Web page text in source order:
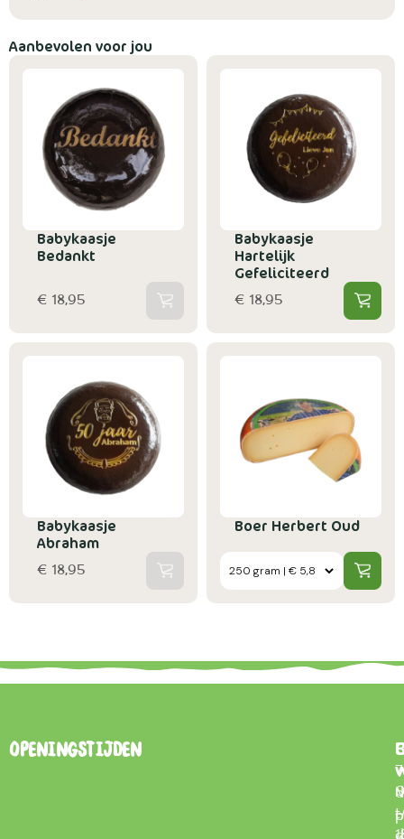
Aanbevolen voor jou
Babykaasje
Bedankt
€ 18,95
Babykaasje
Hartelijk
Gefeliciteerd
€ 18,95
Babykaasje
Abraham
€ 18,95
Boer Herbert Oud
Openingstijden
7
–